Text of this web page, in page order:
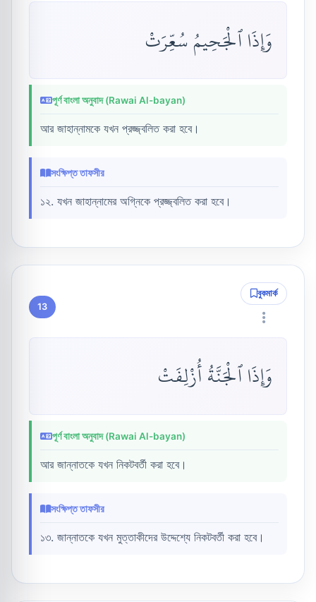
وَإِذَا ٱلْجَحِيمُ سُعِّرَتْ
পূর্ণ বাংলা অনুবাদ (Rawai Al-bayan)
আর জাহান্নামকে যখন প্রজ্জ্বলিত করা হবে।
সংক্ষিপ্ত তাফসীর
১২. যখন জাহান্নামের অগ্নিকে প্রজ্জ্বলিত করা হবে।
13
বুকমার্ক
وَإِذَا ٱلْجَنَّةُ أُزْلِفَتْ
পূর্ণ বাংলা অনুবাদ (Rawai Al-bayan)
আর জান্নাতকে যখন নিকটবর্তী করা হবে।
সংক্ষিপ্ত তাফসীর
১৩. জান্নাতকে যখন মুত্তাকীদের উদ্দেশ্যে নিকটবর্তী করা হবে।